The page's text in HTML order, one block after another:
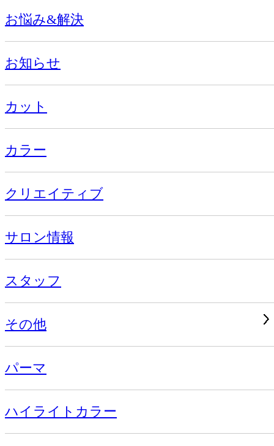
お悩み&解決
お知らせ
カット
カラー
クリエイティブ
サロン情報
スタッフ
その他
パーマ
ハイライトカラー